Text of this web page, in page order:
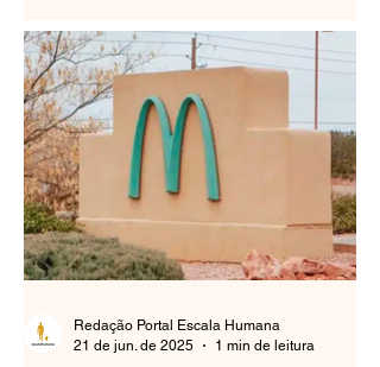
Redação Portal Escala Humana
21 de jun. de 2025
1 min de leitura